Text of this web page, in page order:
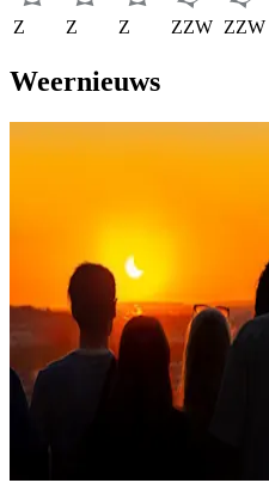
Z Z Z ZZW ZZW
Weernieuws